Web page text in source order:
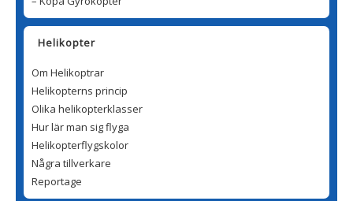
Helikopter
Om Helikoptrar
Helikopterns princip
Olika helikopterklasser
Hur lär man sig flyga
Helikopterflygskolor
Några tillverkare
Reportage